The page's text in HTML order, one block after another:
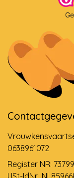
0638961072
Register NR: